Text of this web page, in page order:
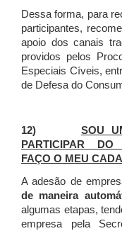
Dessa forma, para
participantes,
apoio dos canais
providos pelos
Especiais Cíveis,
de Defesa do
12) SOU
PARTICIPAR DO
FAÇO O MEU
A adesão de
de maneira
algumas etapas,
empresa pela